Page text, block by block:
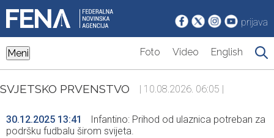
prijava
Meni Foto Video English
SVJETSKO PRVENSTVO | 10.08.2026. 06:05 |
30.12.2025 13:41
Infantino: Prihod od ulaznica potreban za
podršku fudbalu širom svijeta.